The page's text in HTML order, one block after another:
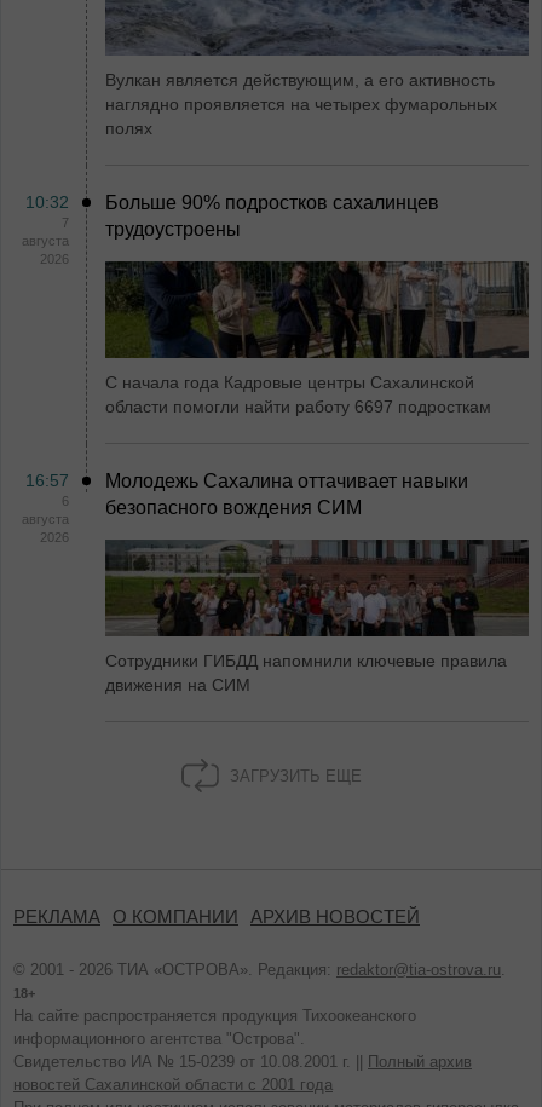
Вулкан является действующим, а его активность
наглядно проявляется на четырех фумарольных
полях
10:32
7
августа
2026
Больше 90% подростков сахалинцев
трудоустроены
С начала года Кадровые центры Сахалинской
области помогли найти работу 6697 подросткам
16:57
6
августа
2026
Молодежь Сахалина оттачивает навыки
безопасного вождения СИМ
Сотрудники ГИБДД напомнили ключевые правила
движения на СИМ
ЗАГРУЗИТЬ ЕЩЕ
РЕКЛАМА О КОМПАНИИ АРХИВ НОВОСТЕЙ
© 2001 - 2026 ТИА «ОСТРОВА». Редакция: redaktor@tia-ostrova.ru
18+
На сайте распространяется продукция Тихоокеанского
информационного агентства "Острова".
Свидетельство ИА № 15-0239 от 10.08.2001 г. ||
Полный архив
новостей Сахалинской области с 2001 года